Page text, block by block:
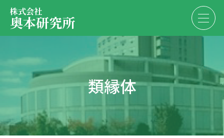
株式会社
奥本研究所
会社・決算情報
代表紹介
EN JP
お問い合わせ
類縁体